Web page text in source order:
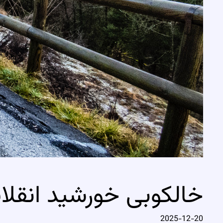
خالکوبی خورشید
2025-12-20